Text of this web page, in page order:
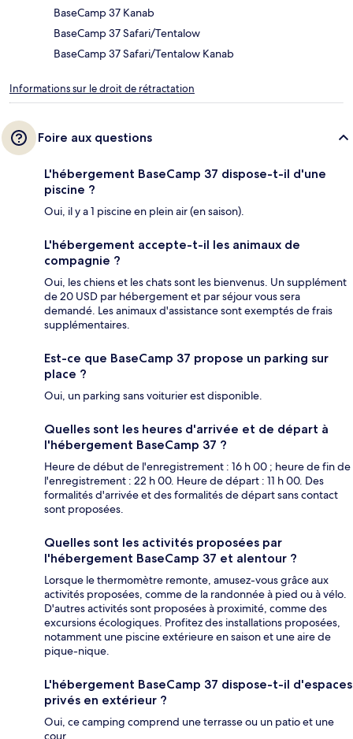
BaseCamp 37 Kanab
BaseCamp 37 Safari/Tentalow
BaseCamp 37 Safari/Tentalow Kanab
Informations sur le droit de rétractation
Foire aux questions
L'hébergement BaseCamp 37 dispose-t-il d'une
piscine ?
Oui, il y a 1 piscine en plein air (en saison).
L'hébergement accepte-t-il les animaux de
compagnie ?
Oui, les chiens et les chats sont les bienvenus. Un supplément
de 20 USD par hébergement et par séjour vous sera
demandé. Les animaux d'assistance sont exemptés de frais
supplémentaires.
Est-ce que BaseCamp 37 propose un parking sur
place ?
Oui, un parking sans voiturier est disponible.
Quelles sont les heures d'arrivée et de départ à
l'hébergement BaseCamp 37 ?
Heure de début de l'enregistrement : 16 h 00 ; heure de fin de
l'enregistrement : 22 h 00. Heure de départ : 11 h 00. Des
formalités d'arrivée et des formalités de départ sans contact
sont proposées.
Quelles sont les activités proposées par
l'hébergement BaseCamp 37 et alentour ?
Lorsque le thermomètre remonte, amusez-vous grâce aux
activités proposées, comme de la randonnée à pied ou à vélo.
D'autres activités sont proposées à proximité, comme des
excursions écologiques. Profitez des installations proposées,
notamment une piscine extérieure en saison et une aire de
pique-nique.
L'hébergement BaseCamp 37 dispose-t-il d'espaces
privés en extérieur ?
Oui, ce camping comprend une terrasse ou un patio et une
cour.